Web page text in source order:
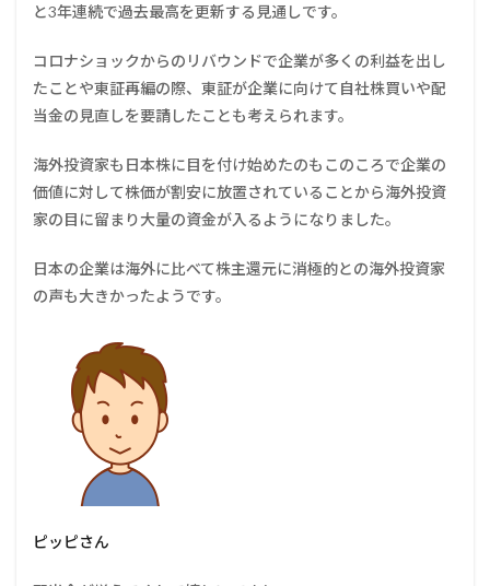
と3年連続で過去最高を更新する見通 しです。
コロナショックからのリバウンドで企業が多くの利益を出し
たことや東証再編の際、東証が企業に向けて自社株買いや配
当金の見直しを要請したことも考えられます。
海外投資家も日本株に目を付け始めたのもこのころで企業の
価値に対して株価が割安に放置されていることから海外投資
家の目に留まり大量の資金が入るようになりました。
日本の企業は海外に比べて株主還元に消極的との海外投資家
の声も大きかったようです。
ピッピさん